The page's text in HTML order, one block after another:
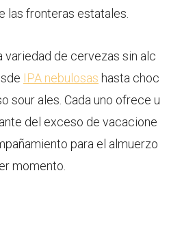
las fronteras estatales.
variedad de cervezas sin alc
IPA nebulosas hasta choc
sour ales. Cada uno ofrece u
del exceso de vacacione
para el almuerzo
momento.